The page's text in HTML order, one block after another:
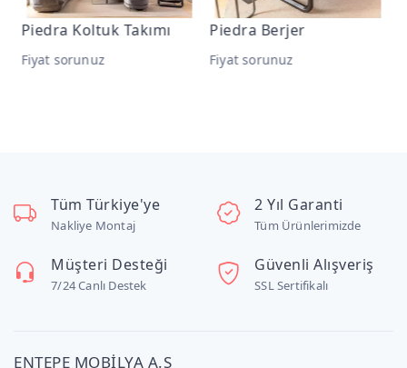
Piedra Koltuk Takımı
Fiyat sorunuz
Piedra Berjer
Fiyat sorunuz
Tüm Türkiye'ye
Nakliye Montaj
2 Yıl Garanti
Tüm Ürünlerimizde
Müşteri Desteği
7/24 Canlı Destek
Güvenli Alışveriş
SSL Sertifikalı
ENTEPE MOBİLYA A.Ş